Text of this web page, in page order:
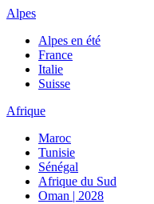
Alpes
Alpes en été
France
Italie
Suisse
Afrique
Maroc
Tunisie
Sénégal
Afrique du Sud
Oman | 2028